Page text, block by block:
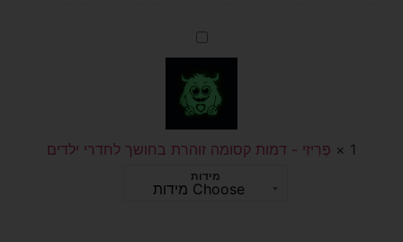
פְּרִיזִי
-
דמות
קסומה
זוהרת
בחושך
לחדרי
ילדים
1
× פְּרִיזִי - דמות קסומה זוהרת בחושך לחדרי ילדים
מידות